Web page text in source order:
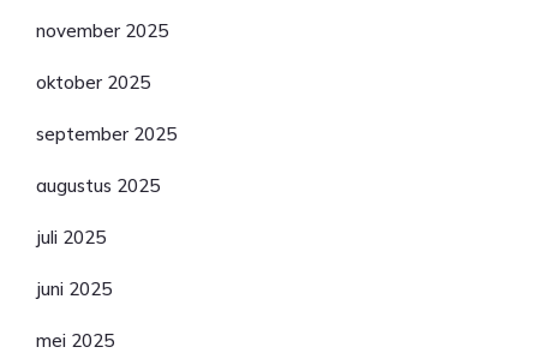
november 2025
oktober 2025
september 2025
augustus 2025
juli 2025
juni 2025
mei 2025